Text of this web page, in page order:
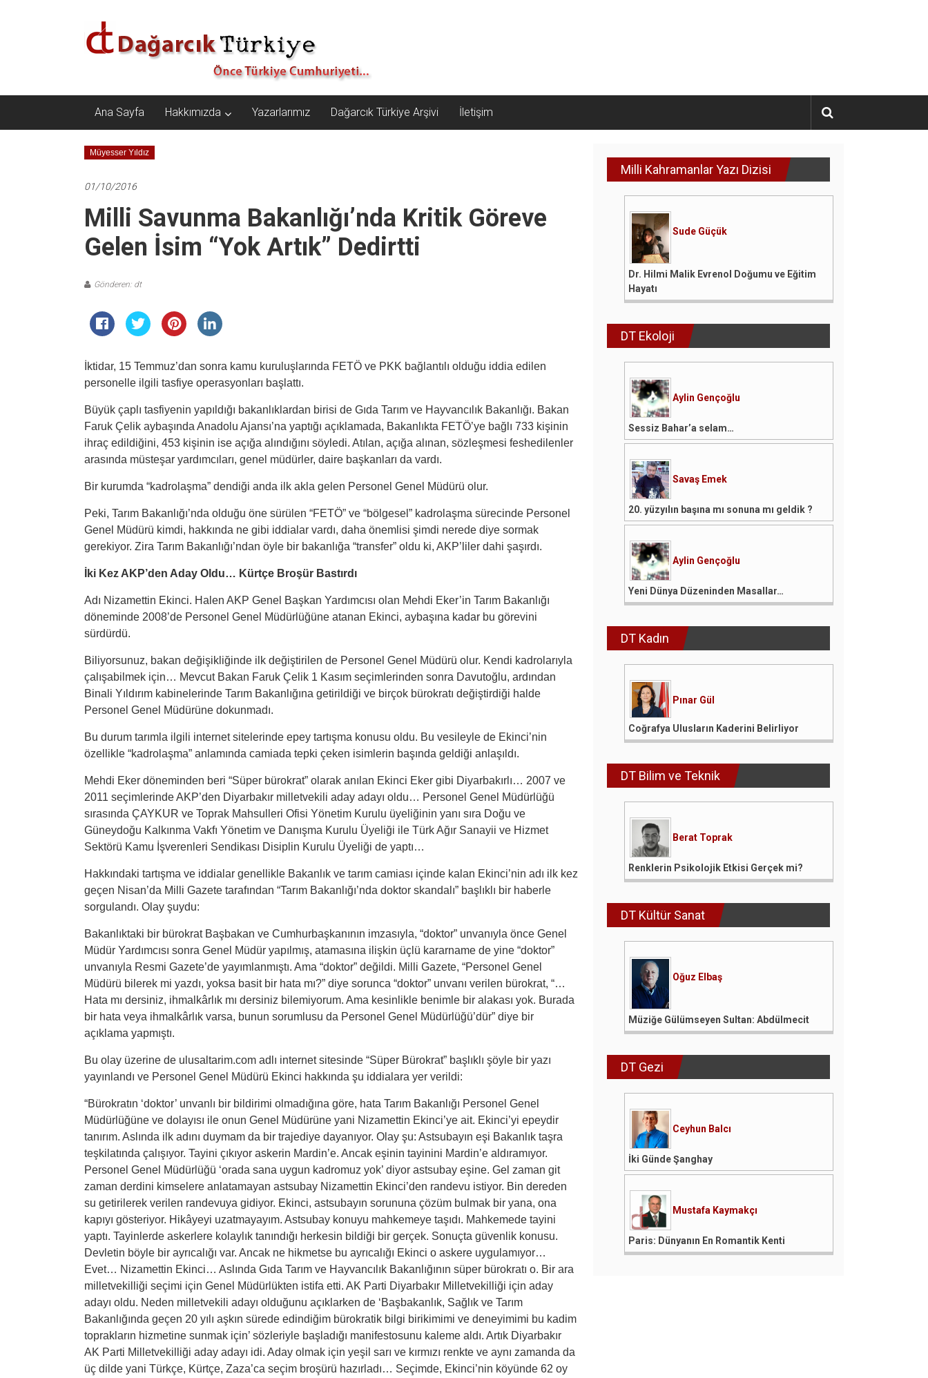
Dağarcık
Türkiye
Türkiye
Cumhuriyeti…
Ana Sayfa Hakkımızda Yazarlarımız Dağarcık Türkiye Arşivi İletişim
Müyesser Yıldız
01/10/2016
Milli Savunma Bakanlığı’nda Kritik Göreve
Gelen İsim “Yok Artık” Dedirtti
Gönderen: dt
İktidar, 15 Temmuz’dan sonra kamu kuruluşlarında FETÖ ve PKK bağlantılı olduğu iddia edilen
personelle ilgili tasfiye operasyonları başlattı.
Büyük çaplı tasfiyenin yapıldığı bakanlıklardan birisi de Gıda Tarım ve Hayvancılık Bakanlığı. Bakan
Faruk Çelik aybaşında Anadolu Ajansı’na yaptığı açıklamada, Bakanlıkta FETÖ’ye bağlı 733 kişinin
ihraç edildiğini, 453 kişinin ise açığa alındığını söyledi. Atılan, açığa alınan, sözleşmesi feshedilenler
arasında müsteşar yardımcıları, genel müdürler, daire başkanları da vardı.
Bir kurumda “kadrolaşma” dendiği anda ilk akla gelen Personel Genel Müdürü olur.
Peki, Tarım Bakanlığı’nda olduğu öne sürülen “FETÖ” ve “bölgesel” kadrolaşma sürecinde Personel
Genel Müdürü kimdi, hakkında ne gibi iddialar vardı, daha önemlisi şimdi nerede diye sormak
gerekiyor. Zira Tarım Bakanlığı’ndan öyle bir bakanlığa “transfer” oldu ki, AKP’liler dahi şaşırdı.
İki Kez AKP’den Aday Oldu… Kürtçe Broşür Bastırdı
Adı Nizamettin Ekinci. Halen AKP Genel Başkan Yardımcısı olan Mehdi Eker’in Tarım Bakanlığı
döneminde 2008’de Personel Genel Müdürlüğüne atanan Ekinci, aybaşına kadar bu görevini
sürdürdü.
Biliyorsunuz, bakan değişikliğinde ilk değiştirilen de Personel Genel Müdürü olur. Kendi kadrolarıyla
çalışabilmek için… Mevcut Bakan Faruk Çelik 1 Kasım seçimlerinden sonra Davutoğlu, ardından
Binali Yıldırım kabinelerinde Tarım Bakanlığına getirildiği ve birçok bürokratı değiştirdiği halde
Personel Genel Müdürüne dokunmadı.
Bu durum tarımla ilgili internet sitelerinde epey tartışma konusu oldu. Bu vesileyle de Ekinci’nin
özellikle “kadrolaşma” anlamında camiada tepki çeken isimlerin başında geldiği anlaşıldı.
Mehdi Eker döneminden beri “Süper bürokrat” olarak anılan Ekinci Eker gibi Diyarbakırlı… 2007 ve
2011 seçimlerinde AKP’den Diyarbakır milletvekili aday adayı oldu… Personel Genel Müdürlüğü
sırasında ÇAYKUR ve Toprak Mahsulleri Ofisi Yönetim Kurulu üyeliğinin yanı sıra Doğu ve
Güneydoğu Kalkınma Vakfı Yönetim ve Danışma Kurulu Üyeliği ile Türk Ağır Sanayii ve Hizmet
Sektörü Kamu İşverenleri Sendikası Disiplin Kurulu Üyeliği de yaptı…
Hakkındaki tartışma ve iddialar genellikle Bakanlık ve tarım camiası içinde kalan Ekinci’nin adı ilk kez
geçen Nisan’da Milli Gazete tarafından “Tarım Bakanlığı’nda doktor skandalı” başlıklı bir haberle
sorgulandı. Olay şuydu:
Bakanlıktaki bir bürokrat Başbakan ve Cumhurbaşkanının imzasıyla, “doktor” unvanıyla önce Genel
Müdür Yardımcısı sonra Genel Müdür yapılmış, atamasına ilişkin üçlü kararname de yine “doktor”
unvanıyla Resmi Gazete’de yayımlanmıştı. Ama “doktor” değildi. Milli Gazete, “Personel Genel
Müdürü bilerek mi yazdı, yoksa basit bir hata mı?” diye sorunca “doktor” unvanı verilen bürokrat, “…
Hata mı dersiniz, ihmalkârlık mı dersiniz bilemiyorum. Ama kesinlikle benimle bir alakası yok. Burada
bir hata veya ihmalkârlık varsa, bunun sorumlusu da Personel Genel Müdürlüğü’dür” diye bir
açıklama yapmıştı.
Bu olay üzerine de ulusaltarim.com adlı internet sitesinde “Süper Bürokrat” başlıklı şöyle bir yazı
yayınlandı ve Personel Genel Müdürü Ekinci hakkında şu iddialara yer verildi:
“Bürokratın ‘doktor’ unvanlı bir bildirimi olmadığına göre, hata Tarım Bakanlığı Personel Genel
Müdürlüğüne ve dolayısı ile onun Genel Müdürüne yani Nizamettin Ekinci’ye ait. Ekinci’yi epeydir
tanırım. Aslında ilk adını duymam da bir trajediye dayanıyor. Olay şu: Astsubayın eşi Bakanlık taşra
teşkilatında çalışıyor. Tayini çıkıyor askerin Mardin’e. Ancak eşinin tayinini Mardin’e aldıramıyor.
Personel Genel Müdürlüğü ‘orada sana uygun kadromuz yok’ diyor astsubay eşine. Gel zaman git
zaman derdini kimselere anlatamayan astsubay Nizamettin Ekinci’den randevu istiyor. Bin dereden
su getirilerek verilen randevuya gidiyor. Ekinci, astsubayın sorununa çözüm bulmak bir yana, ona
kapıyı gösteriyor. Hikâyeyi uzatmayayım. Astsubay konuyu mahkemeye taşıdı. Mahkemede tayini
yaptı. Tayinlerde askerlere kolaylık tanındığı herkesin bildiği bir gerçek. Sonuçta güvenlik konusu.
Devletin böyle bir ayrıcalığı var. Ancak ne hikmetse bu ayrıcalığı Ekinci o askere uygulamıyor…
Evet… Nizamettin Ekinci… Aslında Gıda Tarım ve Hayvancılık Bakanlığının süper bürokratı o. Bir ara
milletvekilliği seçimi için Genel Müdürlükten istifa etti. AK Parti Diyarbakır Milletvekilliği için aday
adayı oldu. Neden milletvekili adayı olduğunu açıklarken de ‘Başbakanlık, Sağlık ve Tarım
Bakanlığında geçen 20 yılı aşkın sürede edindiğim bürokratik bilgi birikimimi ve deneyimimi bu kadim
toprakların hizmetine sunmak için’ sözleriyle başladığı manifestosunu kaleme aldı. Artık Diyarbakır
AK Parti Milletvekilliği aday adayı idi. Aday olmak için yeşil sarı ve kırmızı renkte ve aynı zamanda da
üç dilde yani Türkçe, Kürtçe, Zaza’ca seçim broşürü hazırladı… Seçimde, Ekinci’nin köyünde 62 oy
Milli Kahramanlar Yazı Dizisi
Sude Güçük
Dr. Hilmi Malik Evrenol Doğumu ve Eğitim
Hayatı
DT Ekoloji
Aylin Gençoğlu
Sessiz Bahar’a selam…
Savaş Emek
20. yüzyılın başına mı sonuna mı geldik ?
Aylin Gençoğlu
Yeni Dünya Düzeninden Masallar…
DT Kadın
Pınar Gül
Coğrafya Ulusların Kaderini Belirliyor
DT Bilim ve Teknik
Berat Toprak
Renklerin Psikolojik Etkisi Gerçek mi?
DT Kültür Sanat
Oğuz Elbaş
Müziğe Gülümseyen Sultan: Abdülmecit
DT Gezi
Ceyhun Balcı
İki Günde Şanghay
Mustafa Kaymakçı
Paris: Dünyanın En Romantik Kenti